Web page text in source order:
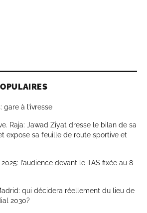
gare à l’ivresse
Raja: Jawad Ziyat dresse le bilan de sa
expose sa feuille de route sportive et
l’audience devant le TAS fixée au 8
qui décidera réellement du lieu de
2030?